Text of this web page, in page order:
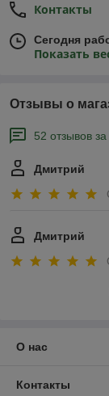
Контакты
Сегодня
Показать
Отзывы о
52 отзывов
Дмитрий
Дмитрий
О нас
Контакты